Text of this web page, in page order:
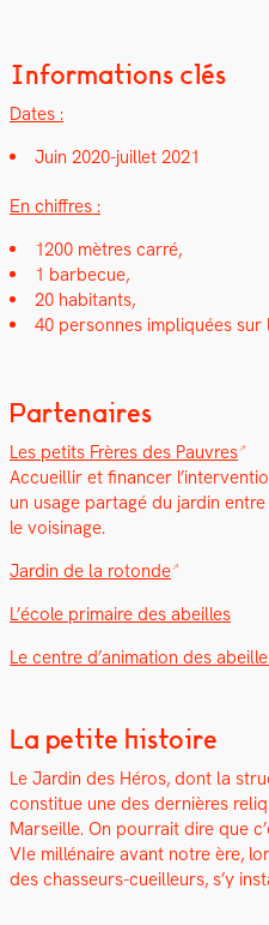
Informations clés
Dates :
Juin 2020-juil­let 2021
En chiffres :
1200 mètres car­ré,
1 bar­be­cue,
20 habi­tants,
40 per­son­nes impliquées sur
Partenaires
Les petits Frères des Pau­vres
Accueil­lir et financer
un usage partagé du jardin
le voisi­nage.
Jardin de la rotonde
L’école pri­maire des abeilles
Le cen­tre d’animation des
La petite histoire
Le Jardin des Héros, dont la
con­stitue une des dernières
Mar­seille. On pour­rait dire que
VIe mil­lé­naire avant notre ère,
des chas­seurs-cueilleurs, s’y